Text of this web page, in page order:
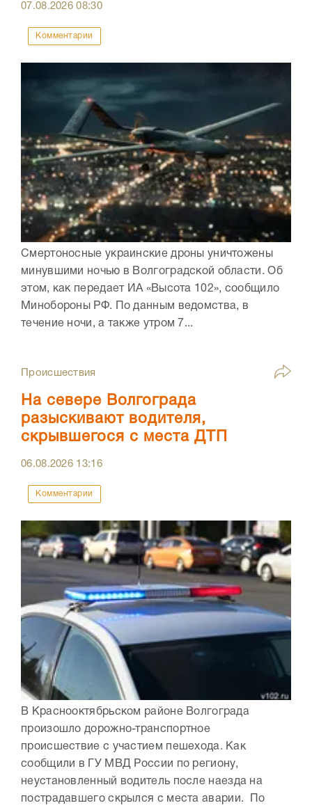
07.08.202608:30
Комментарии
Смертоносные украинские дроны уничтожены
минувшими ночью в Волгоградской области. Об
этом, как передает ИА «Высота 102», сообщило
Минобороны РФ. По данным ведомства, в
течение ночи, а также утром 7...
Происшествия
На севере Волгограда
разыскивают водителя,
скрывшегося с места ДТП
06.08.2026 13:16
Комментарии
В Краснооктябрьском районе Волгограда
произошло дорожно-транспортное
происшествие с участием пешехода. Как
сообщили в ГУ МВД России по региону,
неустановленный водитель после наезда на
пострадавшего скрылся с места аварии. По